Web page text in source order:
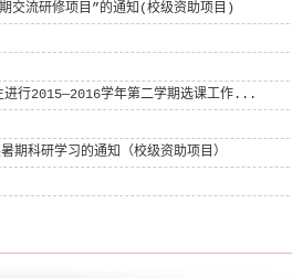
交流研修项目”的通知(校级资助项目)
进行2015—2016学年第二学期选课工作...
期科研学习的通知（校级资助项目）